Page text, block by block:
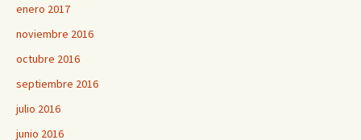
enero 2017
noviembre 2016
octubre 2016
septiembre 2016
julio 2016
junio 2016